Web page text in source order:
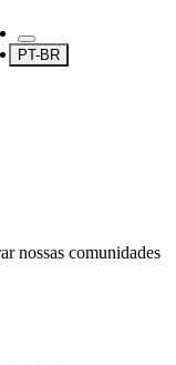
PT-BR
nossas comunidades